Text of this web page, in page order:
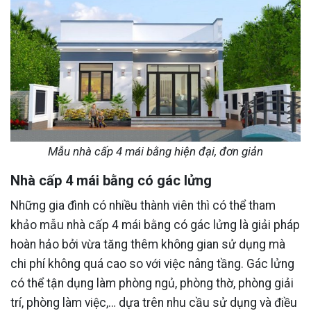
Mẫu nhà cấp 4 mái bằng hiện đại, đơn giản
Nhà cấp 4 mái bằng có gác lửng
Những gia đình có nhiều thành viên thì có thể tham
khảo mẫu nhà cấp 4 mái bằng có gác lửng là giải pháp
hoàn hảo bởi vừa tăng thêm không gian sử dụng mà
chi phí không quá cao so với việc nâng tầng. Gác lửng
có thể tận dụng làm phòng ngủ, phòng thờ, phòng giải
trí, phòng làm việc,… dựa trên nhu cầu sử dụng và điều